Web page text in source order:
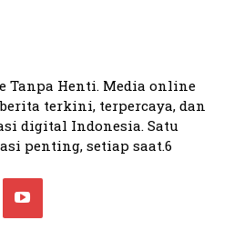
Tanpa Henti. Media online
terkini, terpercaya, dan
digital Indonesia. Satu
penting, setiap saat.6